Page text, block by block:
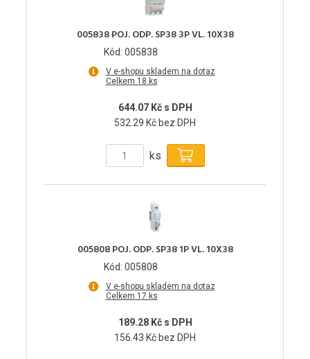
005838 POJ. ODP. SP38 3P VL. 10X38
Kód: 005838
V e-shopu skladem na dotaz
Celkem 18 ks
644.07 Kč s DPH
532.29 Kč bez DPH
ks
005808 POJ. ODP. SP38 1P VL. 10X38
Kód: 005808
V e-shopu skladem na dotaz
Celkem 17 ks
189.28 Kč s DPH
156.43 Kč bez DPH